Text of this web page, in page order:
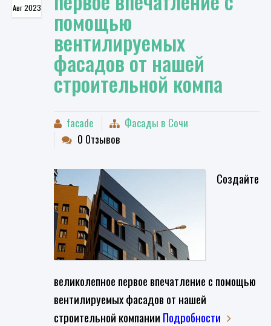
Авг 2023 помощью
вентилируемых
фасадов от нашей
строительной компа
facade
Фасады в Сочи
0 Отзывов
Создайте
великолепное первое впечатление с помощью
вентилируемых фасадов от нашей
строительной компании Подробности